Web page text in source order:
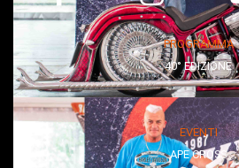
PROGRAMMA
40° EDIZIONE
EVENTI
APE CROSS